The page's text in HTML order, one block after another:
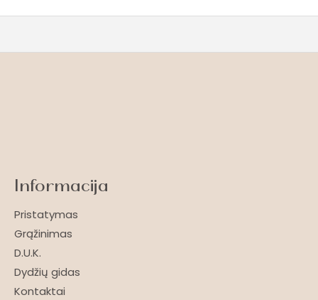
Informacija
Pristatymas
Grąžinimas
D.U.K.
Dydžių gidas
Kontaktai